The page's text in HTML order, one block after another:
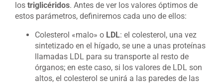
los triglicéridos. Antes de ver los valores óptimos de
estos parámetros, definiremos cada uno de ellos:
Colesterol «malo» o LDL: el colesterol, una vez
sintetizado en el hígado, se une a unas proteínas
llamadas LDL para su transporte al resto de
órganos; en este caso, si los valores de LDL son
altos, el colesterol se unirá a las paredes de las